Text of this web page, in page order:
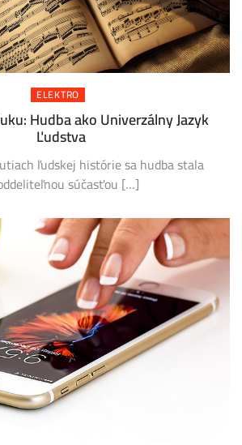
ELEKTRO
Hudba ako Univerzálny Jazyk
Ľudstva
ľudskej histórie sa hudba stala
súčasťou […]